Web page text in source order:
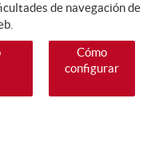
de navegación de
Cómo
configurar